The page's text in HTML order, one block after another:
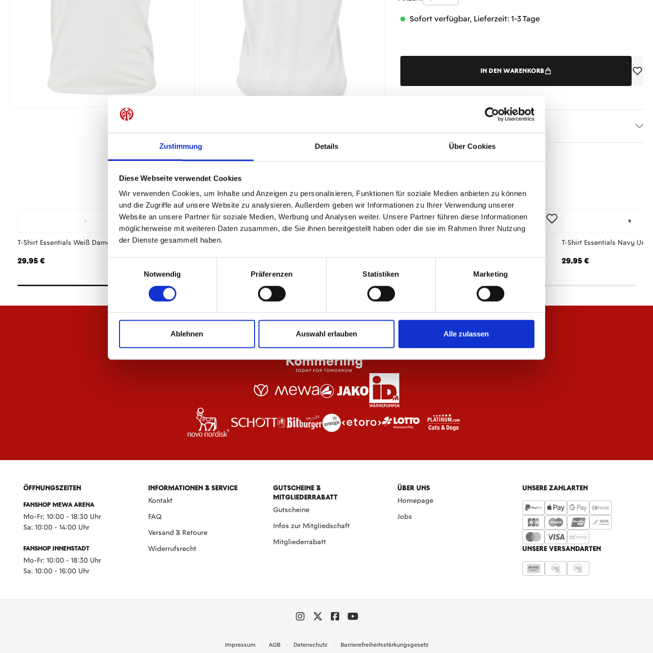
Zustimmung Details Über Cookies
Diese Webseite verwendet Cookies
Wir verwenden Cookies, um Inhalte und Anzeigen zu personalisieren, Funktionen für soziale Medien anbieten zu können
und die Zugriffe auf unsere Website zu analysieren. Außerdem geben wir Informationen zu Ihrer Verwendung unserer
Website an unsere Partner für soziale Medien, Werbung und Analysen weiter. Unsere Partner führen diese Informationen
möglicherweise mit weiteren Daten zusammen, die Sie ihnen bereitgestellt haben oder die sie im Rahmen Ihrer Nutzung
der Dienste gesammelt haben.
Notwendig
Präferenzen Statistiken Marketing
Ablehnen Auswahl erlauben Alle zulassen
Sofort verfügbar, Lieferzeit: 1-3 Tage
IN DEN WARENKORB
T-Shirt Essentials Weiß Damen
29,95 €
T-Shirt Essentials Schwarz Unisex
29,95 € 29,95 € 44,95 €
T-Shirt Essentials Navy
29,95 €
ÖFFNUNGSZEITEN
FANSHOP MEWA ARENA
Mo-Fr: 10:00 - 18:30 Uhr
Sa: 10:00 - 14:00 Uhr
FANSHOP INNENSTADT
Mo-Fr: 10:00 - 18:30 Uhr
Sa: 10:00 - 16:00 Uhr
INFORMATIONEN & SERVICE
Kontakt
FAQ
Versand & Retoure
Widerrufsrecht
GUTSCHEINE &
MITGLIEDERRABATT
Gutscheine
Infos zur Mitgliedschaft
Mitgliederrabatt
ÜBER UNS
Homepage
Jobs
UNSERE ZAHLARTEN
UNSERE VERSANDARTEN
Impressum AGB Datenschutz Barrierefreiheitsstärkungsgesetz